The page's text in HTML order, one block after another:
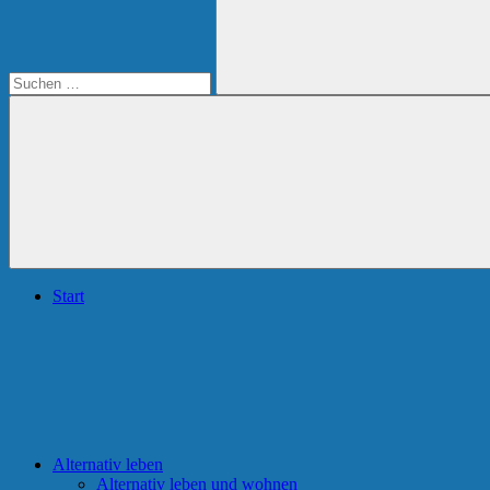
Suchen
Start
Alternativ leben
Alternativ leben und wohnen